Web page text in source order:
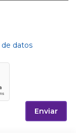
datos
Enviar